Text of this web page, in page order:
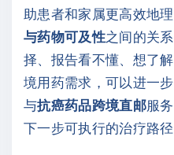
助患者和家属更高效地
与药物可及性之间的关
择、报告看不懂、想了
境用药需求，可以进一
与抗癌药品跨境直邮服
下一步可执行的治疗路径